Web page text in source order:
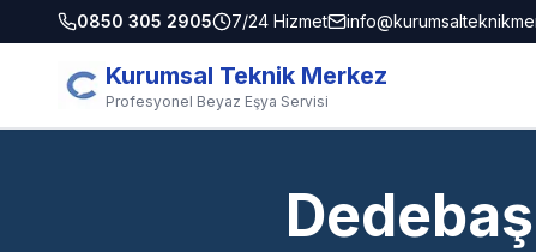
0850 305 2905 7/24 Hizmet
Kurumsal Teknik Merkez
Profesyonel Beyaz Eşya Servisi